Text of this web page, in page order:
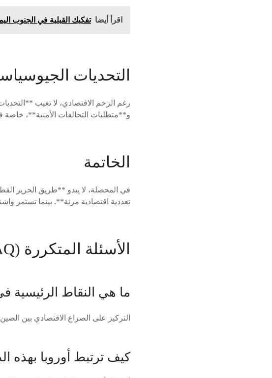
اقرأ أيضا تفكيك القبلية في الجنوب
التحديات
رغم الزخم الاقتصادي، لا تغيب
و**متطلبات التحالفات الأمنية**،
الخاتمة
في المحصلة، لا يبدو **طريق الحرير
تعددية اقتصادية مرنة**. بينما تستمر
الأسئلة المتكررة (FAQ)
ما هي النقاط الرئيسية
التركيز على الصراع الاقتصادي بين
كيف ترتبط أوروبا بهذه